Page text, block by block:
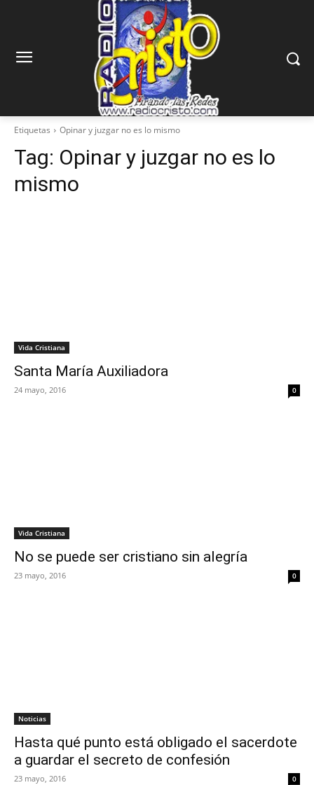
Etiquetas Opinar y juzgar no es lo mismo
Tag: Opinar y juzgar no es lo
mismo
Vida Cristiana
Santa María Auxiliadora
24 mayo, 2016 0
Vida Cristiana
No se puede ser cristiano sin alegría
23 mayo, 2016 0
Noticias
Hasta qué punto está obligado el sacerdote
a guardar el secreto de confesión
23 mayo, 2016 0